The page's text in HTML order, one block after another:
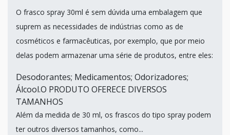
O frasco spray 30ml é sem dúvida uma embalagem que
suprem as necessidades de indústrias como as de
cosméticos e farmacêuticas, por exemplo, que por meio
delas podem armazenar uma série de produtos, entre eles:
Desodorantes; Medicamentos; Odorizadores;
Álcool.O PRODUTO OFERECE DIVERSOS
TAMANHOS
Além da medida de 30 ml, os frascos do tipo spray podem
ter outros diversos tamanhos, como...